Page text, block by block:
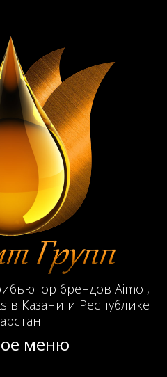
брендов Aimol,
в Казани и Республике
меню